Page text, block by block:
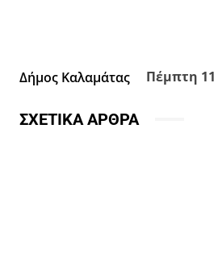
Δήμος Καλαμάτας Πέμπτη 11
ΣΧΕΤΙΚΑ ΑΡΘΡΑ